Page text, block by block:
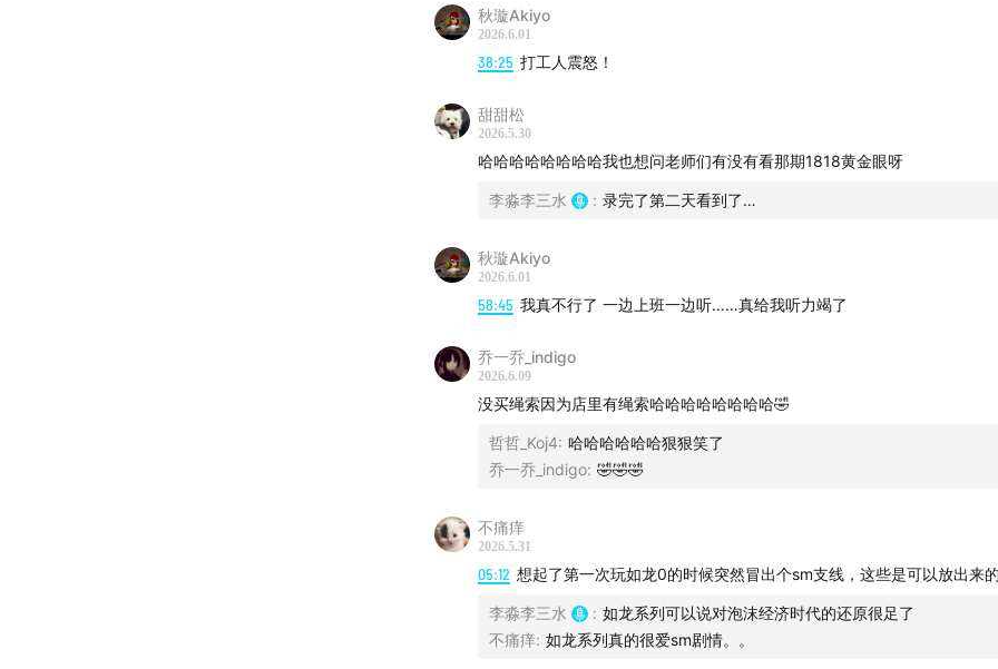
这脾气我就不卖了，即便人家多卖十几块钱咱也得买不是，那你是上帝你给
造奶粉去！
秋璇Akiyo
2026.6.01
38:25 打工人震怒！
甜甜松
2026.5.30
哈哈哈哈哈哈哈哈我也想问老师们有没有看那期1818黄金眼呀
李淼李三水 : 录完了第二天看到了…
秋璇Akiyo
2026.6.01
58:45 我真不行了 一边上班一边听……真给我听力竭了
乔一乔_indigo
2026.6.09
没买绳索因为店里有绳索哈哈哈哈哈哈哈哈🤣
哲哲_Koj4: 哈哈哈哈哈哈狠狠笑了
乔一乔_indigo: 🤣🤣🤣
不痛痒
2026.5.31
05:12 想起了第一次玩如龙0的时候突然冒出个sm支线，这些是可以放出来
李淼李三水 : 如龙系列可以说对泡沫经济时代的还原很足了
不痛痒: 如龙系列真的很爱sm剧情。。